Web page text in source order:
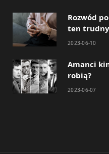
Rozwód
ten trudny
2023-06-10
Amanci
robią?
2023-06-07